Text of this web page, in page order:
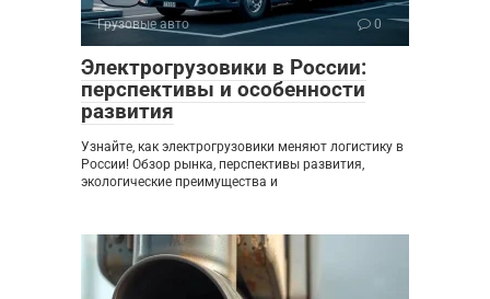
Грузовые авто 0
Электрогрузовики в России:
перспективы и особенности
развития
Узнайте, как электрогрузовики меняют логистику в
России! Обзор рынка, перспективы развития,
экологические преимущества и